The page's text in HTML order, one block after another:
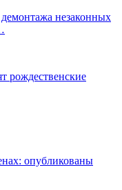
незаконных
рождественские
опубликованы